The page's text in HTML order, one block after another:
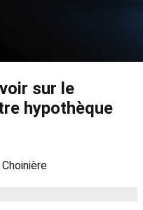
sur le
hypothèque